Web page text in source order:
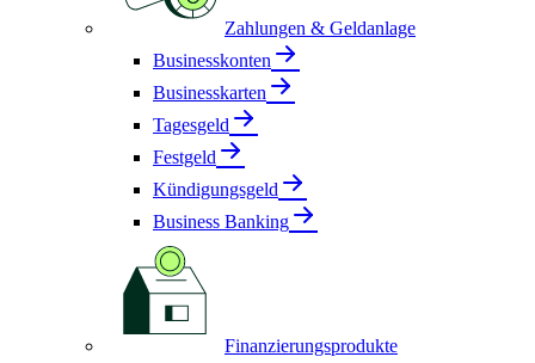
Zahlungen & Geldanlage
Businesskonten
Businesskarten
Tagesgeld
Festgeld
Kündigungsgeld
Business Banking
Finanzierungsprodukte